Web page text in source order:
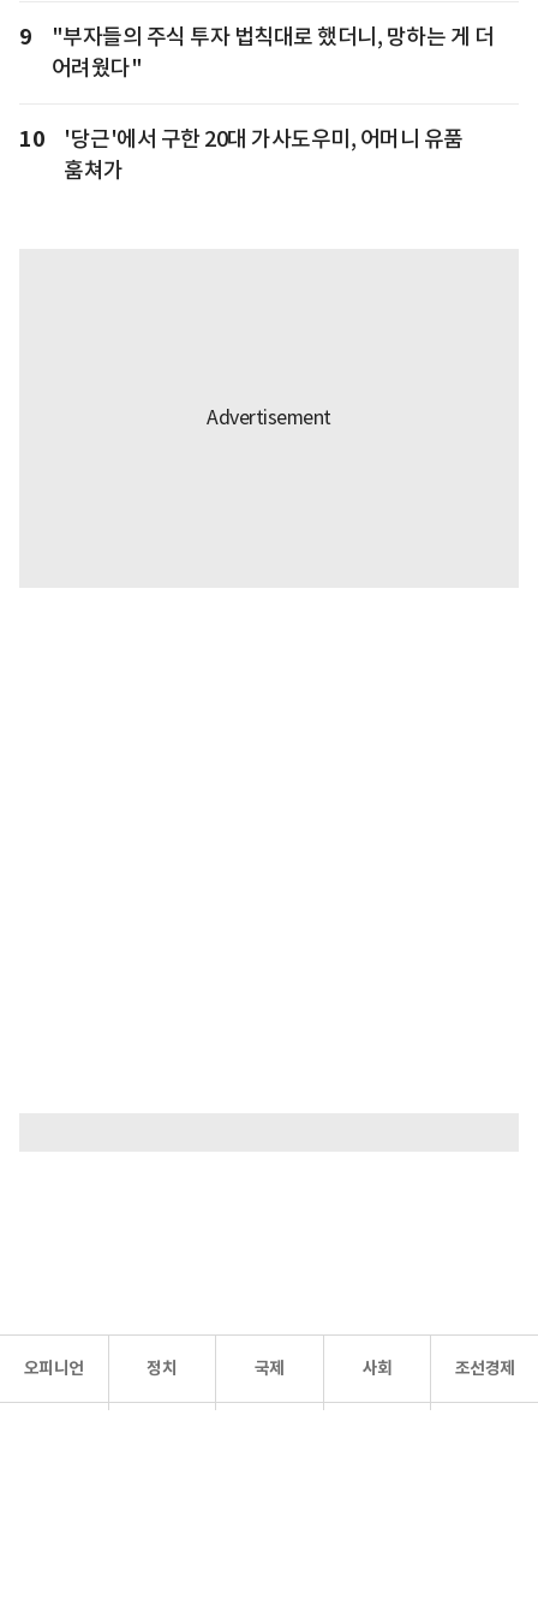
9
"부자들의 주식 투자 법칙대로 했더니, 망하는 게 더
어려웠다"
10
'당근'에서 구한 20대 가사도우미, 어머니 유품
훔쳐가
오피니언 정치 국제 사회 조선경제